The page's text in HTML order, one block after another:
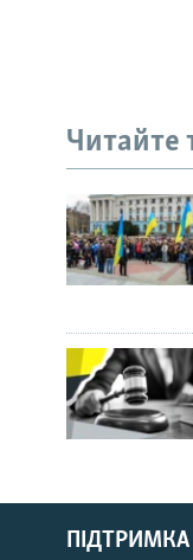
Русский
Qırımtatar
Читайте
ПІДТРИМКА